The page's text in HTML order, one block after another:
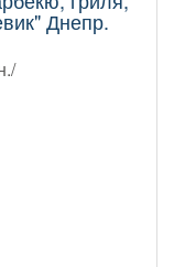
Днепр.